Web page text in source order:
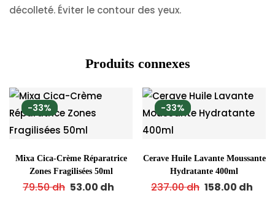
décolleté. Éviter le contour des yeux.
Produits connexes
-33%
Mixa Cica-Crème Réparatrice
Zones Fragilisées 50ml
79.50dh 53.00 dh
-33%
Cerave Huile Lavante Moussante
Hydratante 400ml
237.00dh 158.00 dh